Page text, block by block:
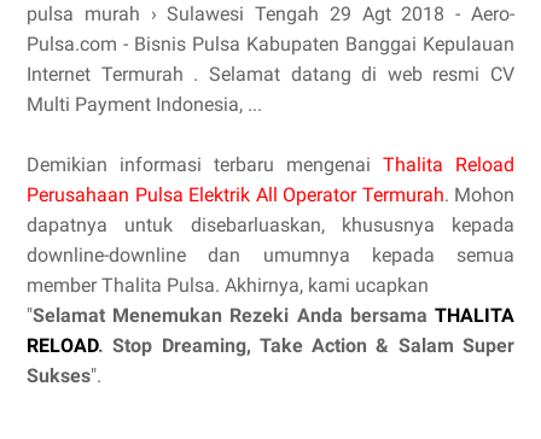
pulsa murah › Sulawesi Tengah 29 Agt 2018 - Aero-
Pulsa.com - Bisnis Pulsa Kabupaten Banggai Kepulauan
Internet Termurah . Selamat datang di web resmi CV
Multi Payment Indonesia, ...
Demikian informasi terbaru mengenai Thalita Reload
Perusahaan Pulsa Elektrik All Operator Termurah. Mohon
dapatnya untuk disebarluaskan, khususnya kepada
downline-downline dan umumnya kepada semua
member Thalita Pulsa. Akhirnya, kami ucapkan
"Selamat Menemukan Rezeki Anda bersama THALITA
RELOAD. Stop Dreaming, Take Action & Salam Super
Sukses".